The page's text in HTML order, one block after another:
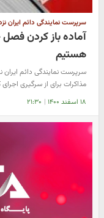
سرپرست نمایندگی دائم ایران
آماده باز کردن
هستیم
سرپرست نمایندگی دائم
مذاکرات برای از سرگیری
۱۸ اسفند ۱۴۰۰ | ۲۱:۳۰